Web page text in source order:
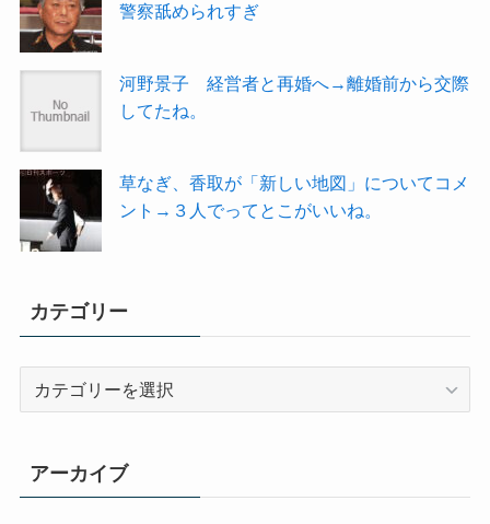
警察舐められすぎ
河野景子 経営者と再婚へ→離婚前から交際
してたね。
草なぎ、香取が「新しい地図」についてコメ
ント→３人でってとこがいいね。
カテゴリー
ー
アーカイブ